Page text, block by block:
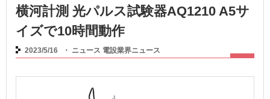
横河計測 光パルス試験器AQ1210 A5サ
イズで10時間動作
2023/5/16 ・ ニュース 電設業界ニュース